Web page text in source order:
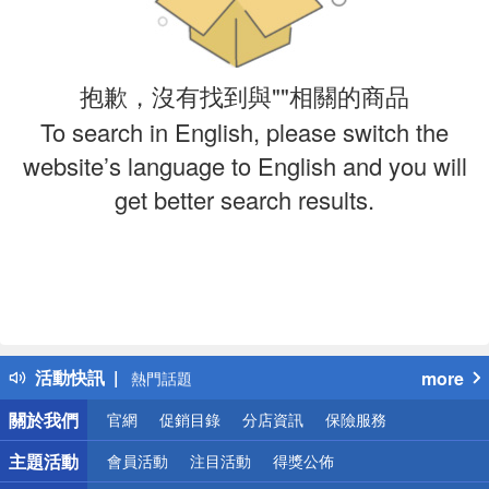
抱歉，沒有找到與""相關的商品
To search in English, please switch the
website’s language to English and you will
get better search results.
活動快訊
得獎公告
熱門話題
銀行優惠
偏遠地區配送
詐騙網頁！請小心！
more
關於我們
官網 促銷目錄 分店資訊 保險服務
主題活動 會員活動 注目活動 得獎公佈